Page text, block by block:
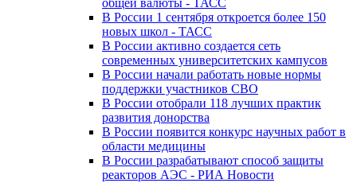
общей валюты - ТАСС
В России 1 сентября откроется более 150
новых школ - ТАСС
В России активно создается сеть
современных университетских кампусов
В России начали работать новые нормы
поддержки участников СВО
В России отобрали 118 лучших практик
развития донорства
В России появится конкурс научных работ в
области медицины
В России разрабатывают способ защиты
реакторов АЭС - РИА Новости